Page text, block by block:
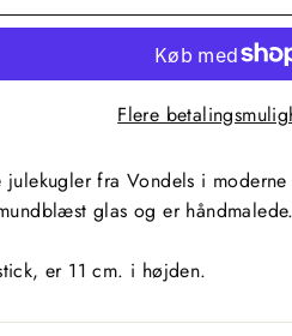
Flere
julekuglerfra Vondels i
glas og er håndmalede.
er 11 cm. i højden.